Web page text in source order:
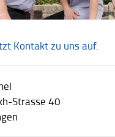
Kontakt zu uns auf.
Strasse 40